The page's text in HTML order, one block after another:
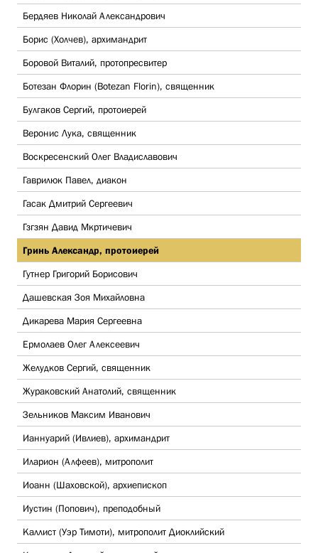
Бердяев Николай Александрович
Борис (Холчев), архимандрит
Боровой Виталий, протопресвитер
Ботезан Флорин (Botezan Florin), священник
Булгаков Сергий, протоиерей
Веронис Лука, священник
Воскресенский Олег Владиславович
Гаврилюк Павел, диакон
Гасак Дмитрий Сергеевич
Гзгзян Давид Мкртичевич
Гринь Александр, протоиерей
Гутнер Григорий Борисович
Дашевская Зоя Михайловна
Дикарева Мария Сергеевна
Ермолаев Олег Алексеевич
Желудков Сергий, священник
Жураковский Анатолий, священник
Зельников Максим Иванович
Ианнуарий (Ивлиев), архимандрит
Иларион (Алфеев), митрополит
Иоанн (Шаховской), архиепископ
Иустин (Попович), преподобный
Каллист (Уэр Тимоти), митрополит Диоклийский